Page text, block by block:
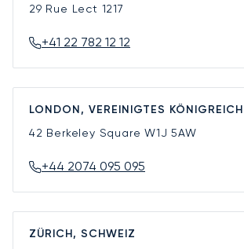
29 Rue Lect 1217
+41 22 782 12 12
LONDON, VEREINIGTES KÖNIGREICH
42 Berkeley SquareW1J 5AW
+44 2074 095 095
ZÜRICH, SCHWEIZ